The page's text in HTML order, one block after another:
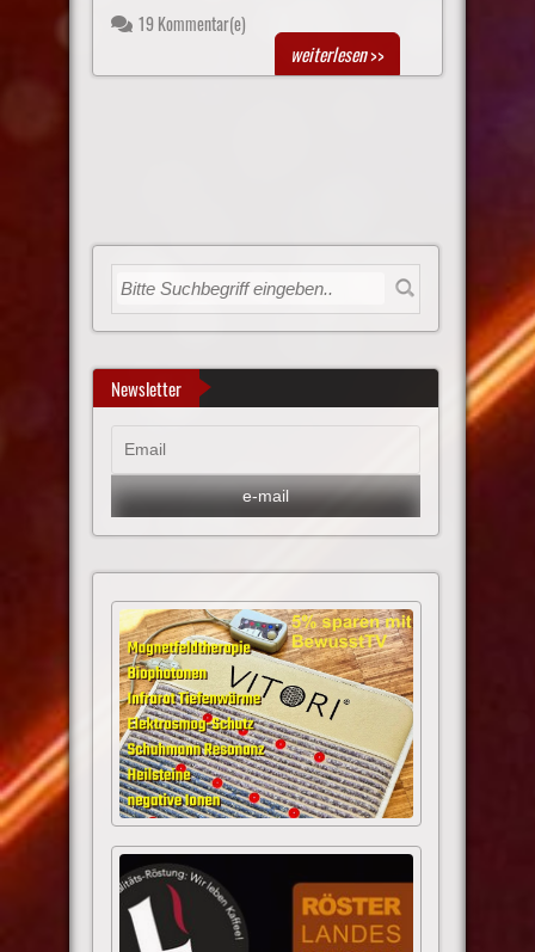
19 Kommentar(e)
weiterlesen>>
Newsletter